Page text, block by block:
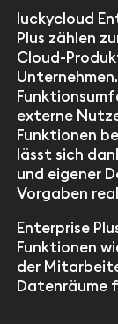
luckycloud
Plus zählen
Cloud-
externe
Funktionen
lässt sich
und eigener
Vorgaben
Enterprise
Funktionen
der
Datenräume